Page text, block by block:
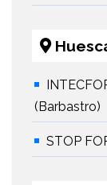
(Barbastro)
STOP